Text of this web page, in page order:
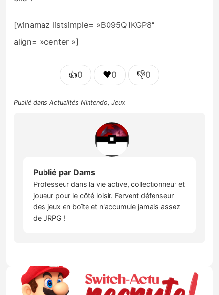
[winamaz listsimple= »B095Q1KGP8″
align= »center »]
👍0 ❤️0 👎0
Publié dansActualités Nintendo,Jeux
Publié par Dams
Professeur dans la vie active, collectionneur et
joueur pour le côté loisir. Fervent défenseur
des jeux en boîte et n'accumule jamais assez
de JRPG !